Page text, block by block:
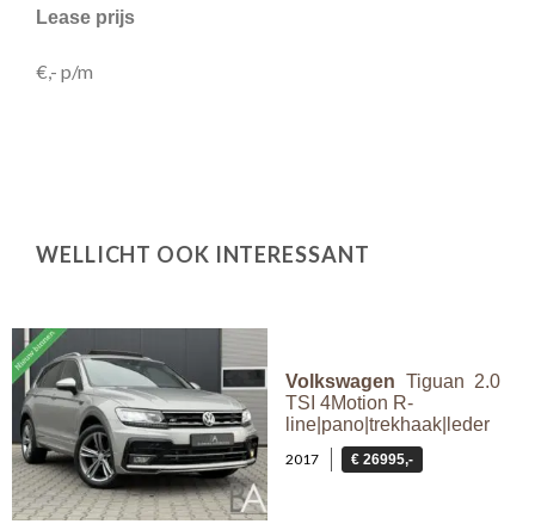
Lease prijs
€,- p/m
WELLICHT OOK INTERESSANT
Volkswagen Tiguan 2.0
TSI 4Motion R-
line|pano|trekhaak|leder
2017 € 26995,-